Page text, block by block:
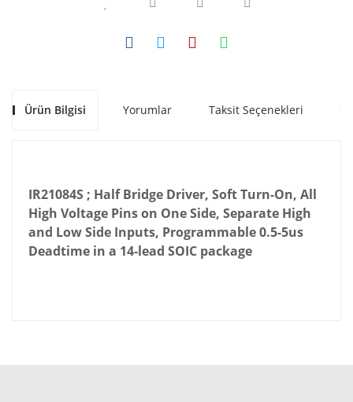
Ürün Bilgisi Yorumlar Taksit Seçenekleri
IR21084S ; Half Bridge Driver, Soft Turn-On, All
High Voltage Pins on One Side, Separate High
and Low Side Inputs, Programmable 0.5-5us
Deadtime in a 14-lead SOIC package